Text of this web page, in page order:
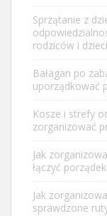
Sprzątanie z
rodziców i dzieci
Bałagan po
uporządkować
Kosze i strefy
zorganizować
Jak
łączyć
Jak
sprawdzone